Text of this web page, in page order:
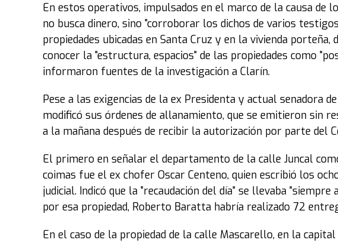
En estos operativos, impulsados en el marco de la causa de
no busca dinero, sino "corroborar los dichos de varios
propiedades ubicadas en Santa Cruz y en la vivienda porteña,
conocer la "estructura, espacios" de las propiedades como
informaron fuentes de la investigación a Clarín.
Pese a las exigencias de la ex Presidenta y actual senadora
modificó sus órdenes de allanamiento, que se emitieron sin
a la mañana después de recibir la autorización por parte del
El primero en señalar el departamento de la calle Juncal
coimas fue el ex chofer Oscar Centeno, quien escribió los
judicial. Indicó que la "recaudación del día" se llevaba "siempre
por esa propiedad, Roberto Baratta habría realizado 72
En el caso de la propiedad de la calle Mascarello, en la